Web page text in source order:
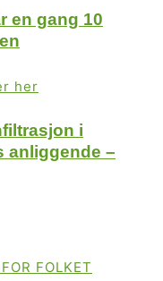
en gang 10
i
anliggende –
FOLKET